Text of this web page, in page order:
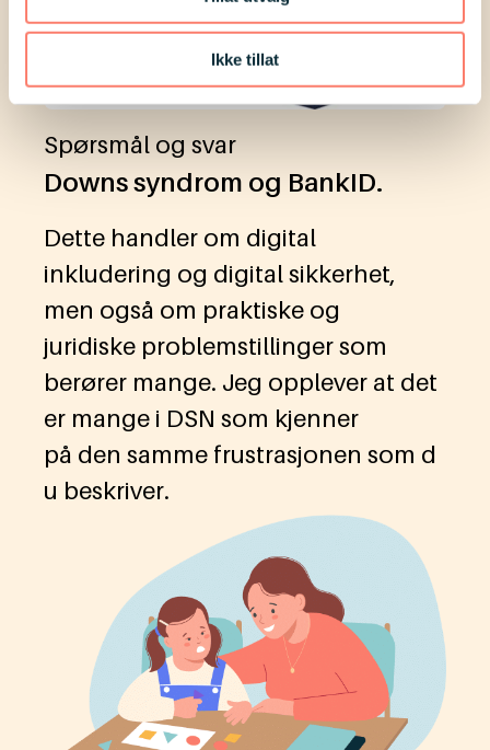
Ikke tillat
Spørsmål og svar
Downs syndrom og BankID.
Dette handler om digital
inkludering og digital sikkerhet,
men også om praktiske og
juridiske problemstillinger som
berører mange. Jeg opplever at det
er mange i DSN som kjenner
på den samme frustrasjonen som d
u beskriver.